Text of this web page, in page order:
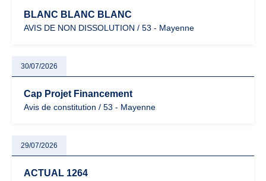
BLANC BLANC BLANC
AVIS DE NON DISSOLUTION / 53 - Mayenne
30/07/2026
Cap Projet Financement
Avis de constitution / 53 - Mayenne
29/07/2026
ACTUAL 1264